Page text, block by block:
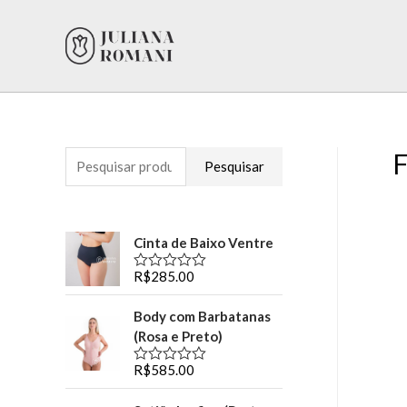
e
i
Pesquisar
Cinta de Baixo Ventre
A
v
l
i
a
ç
ã
o
R$285.00
Body com Barbatanas
(Rosa e Preto)
A
v
R$585.00